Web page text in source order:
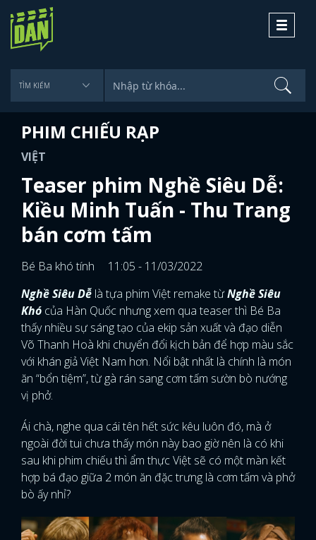
Toggle
PHIM CHIẾU RẠP
VIỆT
Teaser phim Nghề Siêu Dễ:
Kiều Minh Tuấn - Thu Trang
bán cơm tấm
Bé Ba khó tính
11:05 - 11/03/2022
Nghề Siêu Dễ là tựa phim Việt remake từNghề Siêu
Khó của Hàn Quốc nhưng xem qua teaser thì Bé Ba
thấy nhiều sự sáng tạo của ekip sản xuất và đạo diễn
Võ Thanh Hoà khi chuyển đổi kịch bản để hợp màu sắc
với khán giả Việt Nam hơn. Nổi bật nhất là chính là món
ăn “bổn tiệm”, từ gà rán sang cơm tấm sườn bò nướng
vị phở.
Ái chà, nghe qua cái tên hết sức kêu luôn đó, mà ở
ngoài đời tui chưa thấy món này bao giờ nên là có khi
sau khi phim chiếu thì ẩm thực Việt sẽ có một màn kết
hợp bá đạo giữa 2 món ăn đặc trưng là cơm tấm và phở
bò ấy nhỉ?